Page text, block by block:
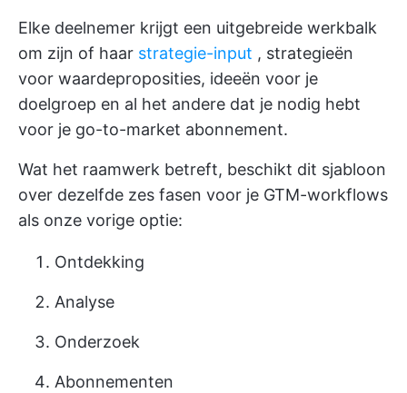
Elke deelnemer krijgt een uitgebreide werkbalk
om zijn of haar strategie-input , strategieën
voor waardeproposities, ideeën voor je
doelgroep en al het andere dat je nodig hebt
voor je go-to-market abonnement.
Wat het raamwerk betreft, beschikt dit sjabloon
over dezelfde zes fasen voor je GTM-workflows
als onze vorige optie:
Ontdekking
Analyse
Onderzoek
Abonnementen